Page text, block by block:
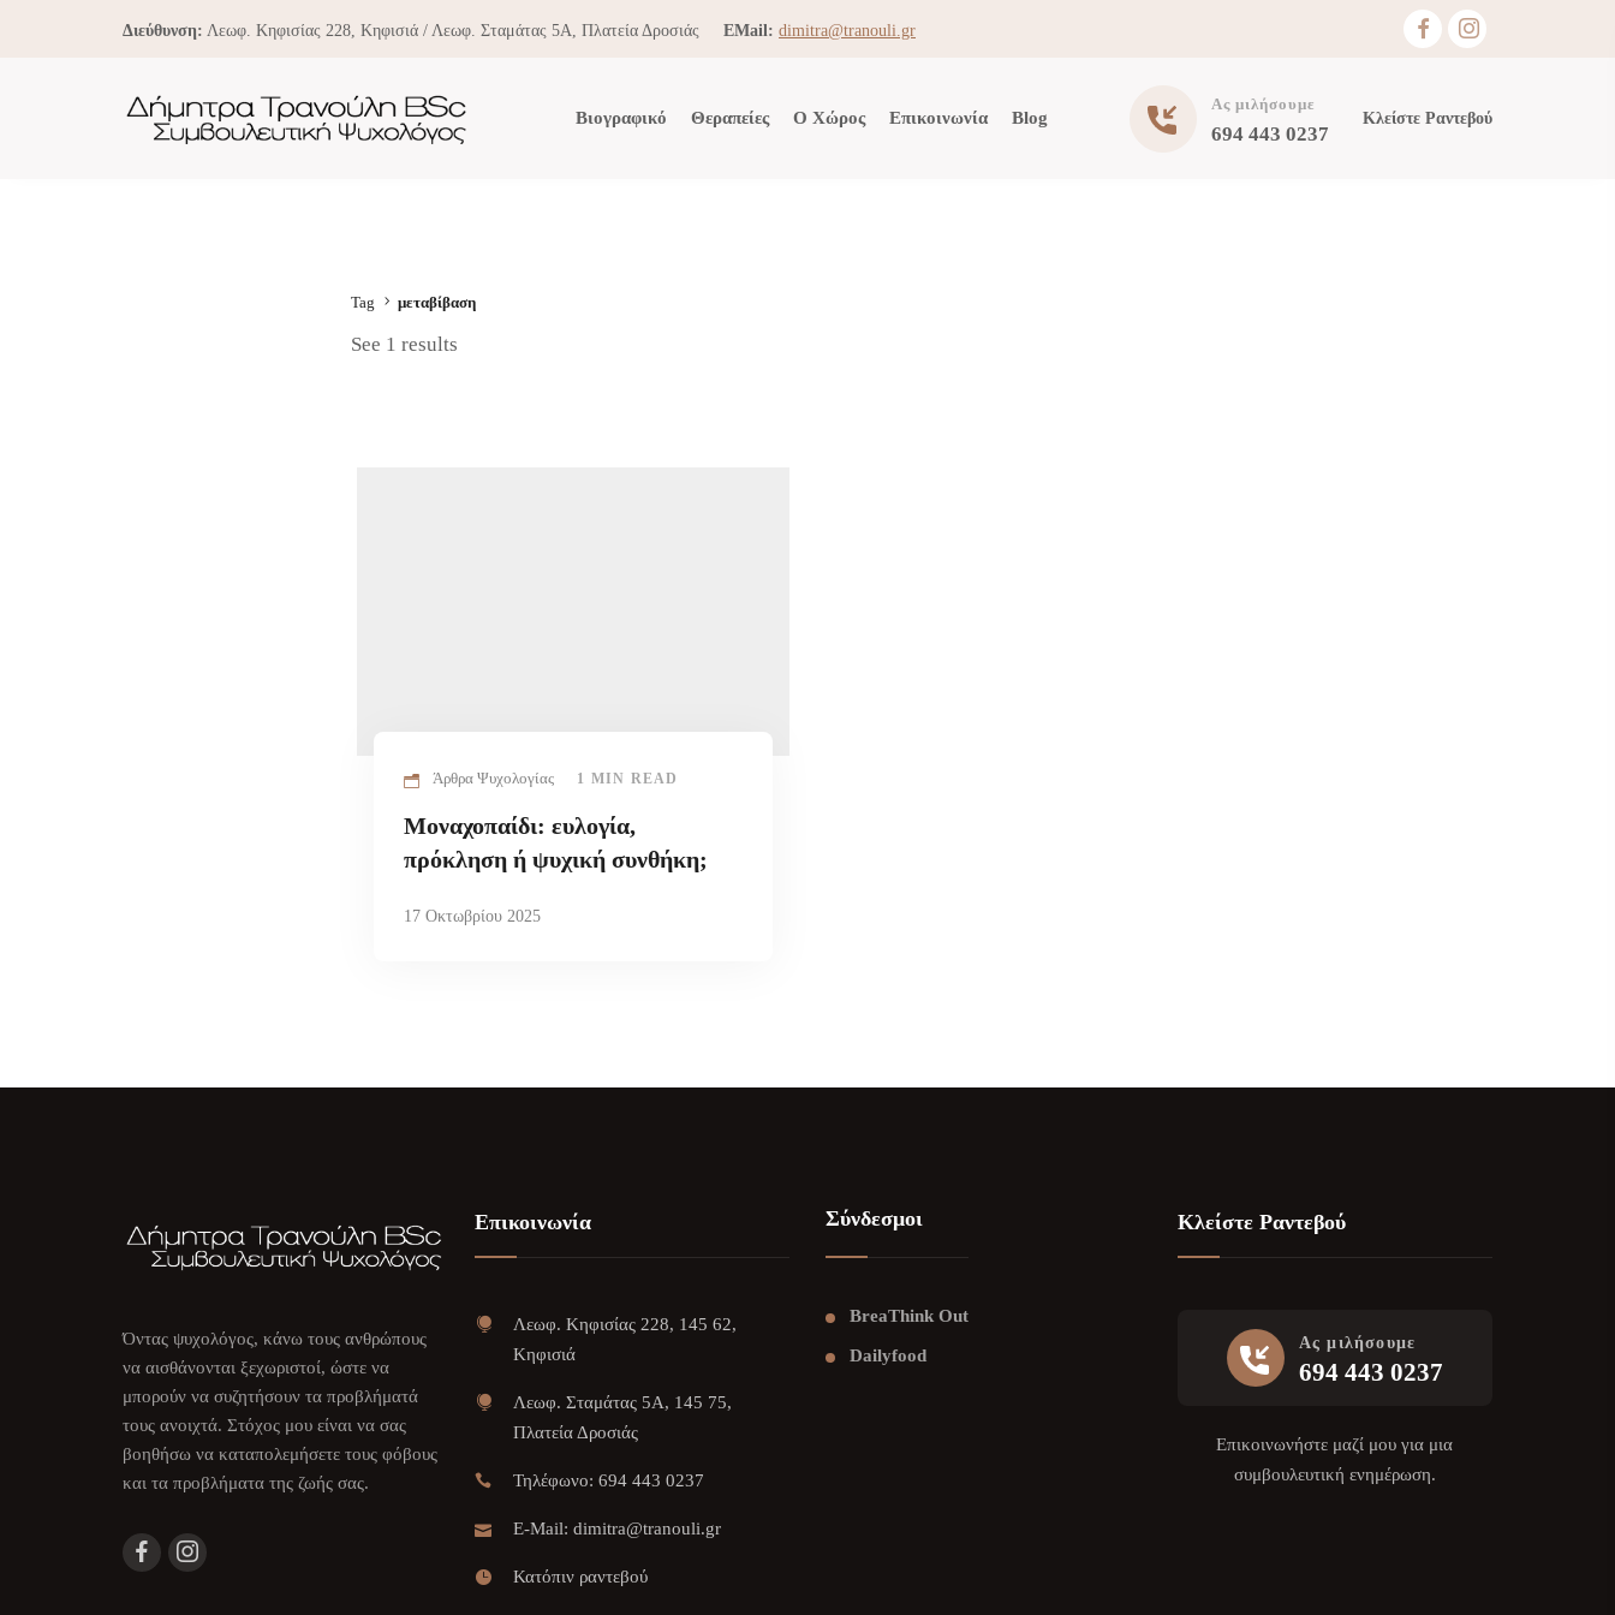
Διεύθυνση: Λεωφ. Κηφισίας 228, Κηφισιά / Λεωφ. Σταμάτας 5Α, Πλατεία Δροσιάς EMail: dimitra@tranouli.gr
Ας μιλήσουμε
694 443 0237
Κλείστε Ραντεβού
Βιογραφικό Θεραπείες Ο Χώρος Επικοινωνία Blog
Tag μεταβίβαση
See 1 results
Άρθρα Ψυχολογίας 1 MIN READ
Μοναχοπαίδι: ευλογία,
πρόκληση ή ψυχική συνθήκη;
17 Οκτωβρίου 2025
Όντας ψυχολόγος, κάνω τους ανθρώπους
να αισθάνονται ξεχωριστοί, ώστε να
μπορούν να συζητήσουν τα προβλήματά
τους ανοιχτά. Στόχος μου είναι να σας
βοηθήσω να καταπολεμήσετε τους φόβους
και τα προβλήματα της ζωής σας.
Επικοινωνία
Λεωφ. Κηφισίας 228, 145 62,
Κηφισιά
Λεωφ. Σταμάτας 5Α, 145 75,
Πλατεία Δροσιάς
Τηλέφωνο: 694 443 0237
E-Mail: dimitra@tranouli.gr
Κατόπιν ραντεβού
Σύνδεσμοι
BreaThink Out
Dailyfood
Κλείστε Ραντεβού
Ας μιλήσουμε
694 443 0237
Επικοινωνήστε μαζί μου για μια
συμβουλευτική ενημέρωση.